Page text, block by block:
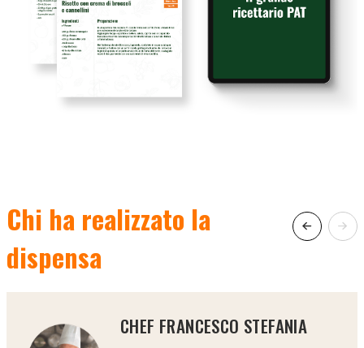
Chi ha realizzato la
dispensa
CHEF FRANCESCO STEFANIA